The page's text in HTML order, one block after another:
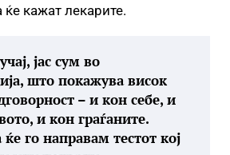
ќе кажат лекарите.
јас сум во
што покажува висок
– и кон себе, и
и кон граѓаните.
го направам тестот кој